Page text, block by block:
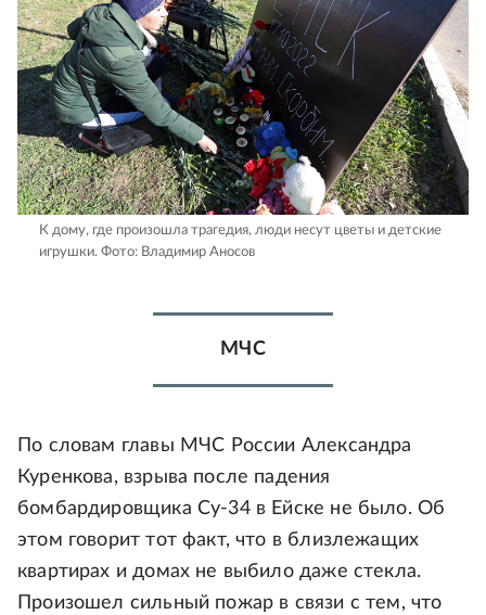
К дому, где произошла трагедия, люди несут цветы и детские
игрушки. Фото: Владимир Аносов
МЧС
По словам главы МЧС России Александра
Куренкова, взрыва после падения
бомбардировщика Су-34 в Ейске не было. Об
этом говорит тот факт, что в близлежащих
квартирах и домах не выбило даже стекла.
Произошел сильный пожар в связи с тем, что